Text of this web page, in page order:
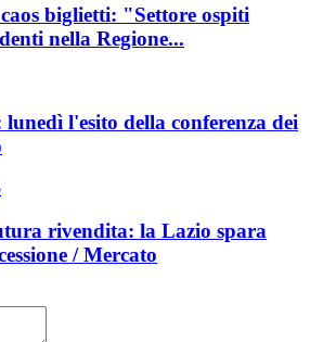
biglietti: "Settore ospiti
nella Regione...
l'esito della conferenza dei
rivendita: la Lazio spara
/ Mercato